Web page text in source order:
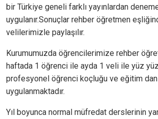
bir Türkiye geneli farklı yayınlardan
uygulanır.Sonuçlar rehber öğretmen
velilerimizle paylaşılır.
Kurumumuzda öğrencilerimize rehber
haftada 1 öğrenci ile ayda 1 veli ile yüz
profesyonel öğrenci koçluğu ve eğitim
uygulanmaktadır.
Yıl boyunca normal müfredat derslerinin